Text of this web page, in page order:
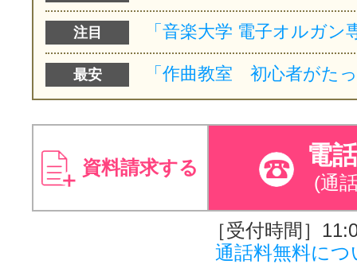
注目
最安
資料請求する 電
(通
［受付時間］
通話料無料につ